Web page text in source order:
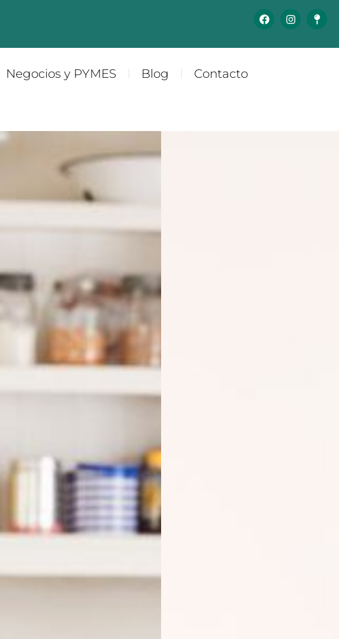
Negocios y PYMES Blog Contacto